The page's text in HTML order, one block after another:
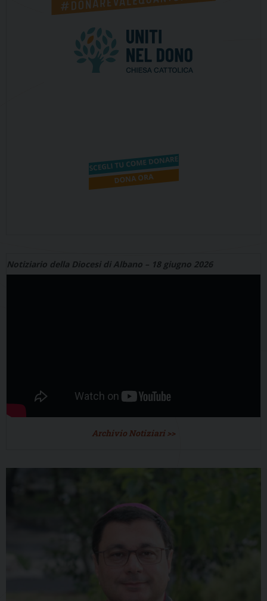
Notiziario della Diocesi di Albano – 18 giugno 2026
Archivio Notiziari >>